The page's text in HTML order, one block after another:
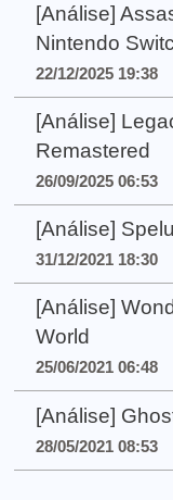
[Análise]
Nintendo
22/12/2025 19:38
[Análise]
Remastered
26/09/2025 06:53
[Análise]
31/12/2021 18:30
[Análise]
World
25/06/2021 06:48
[Análise]
28/05/2021 08:53